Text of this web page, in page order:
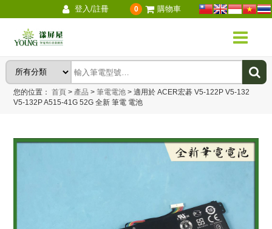
登入/註冊 0 購物車
您的位置：首頁 > 產品 > 筆電電池 > 適用於 ACER宏碁 V5-122P V5-132
V5-132P A515-41G 52G 全新 筆電 電池